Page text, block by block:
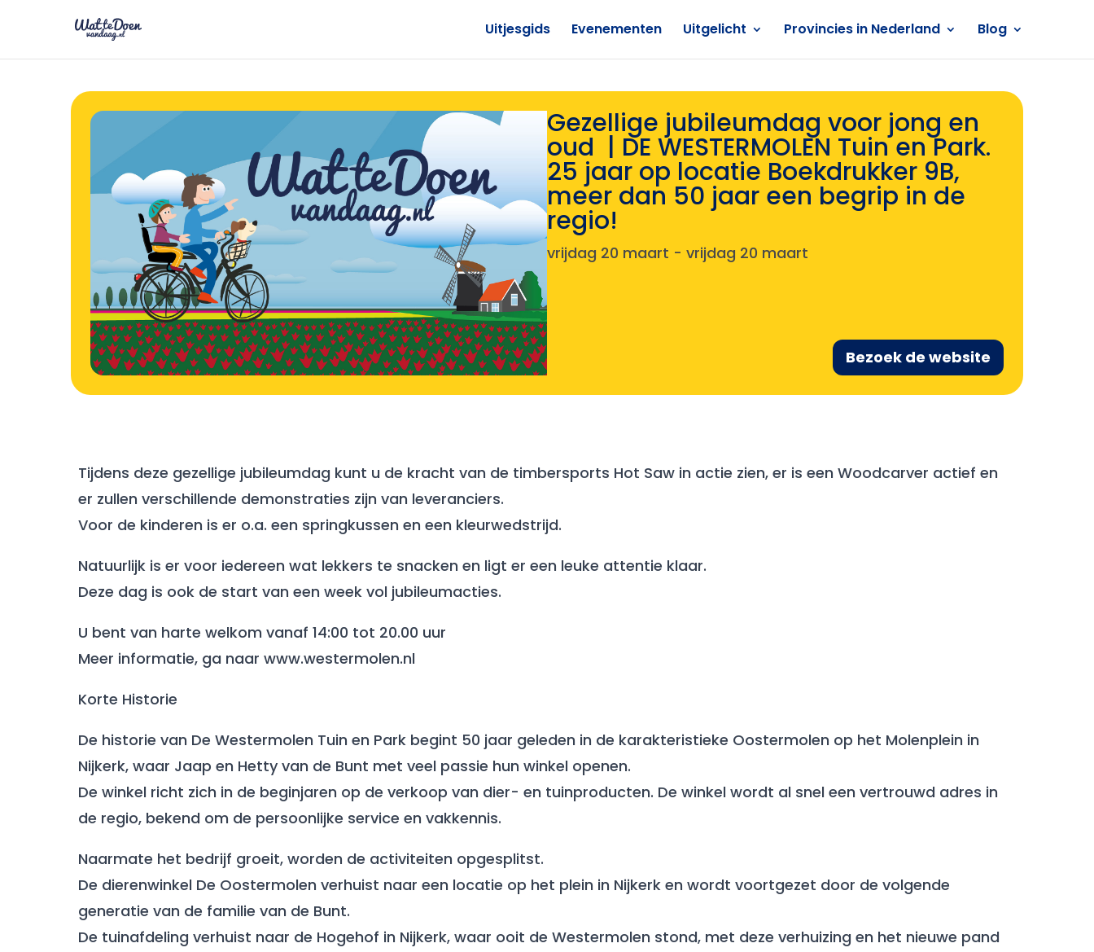
Uitjesgids Evenementen Uitgelicht Provincies in Nederland Blog
Gezellige jubileumdag voor jong en
oud | DE WESTERMOLEN Tuin en Park.
25 jaar op locatie Boekdrukker 9B,
meer dan 50 jaar een begrip in de
regio!
vrijdag 20 maart - vrijdag 20 maart
Bezoek de website
Tijdens deze gezellige jubileumdag kunt u de kracht van de timbersports Hot Saw in actie zien, er is een Woodcarver actief en
er zullen verschillende demonstraties zijn van leveranciers.
Voor de kinderen is er o.a. een springkussen en een kleurwedstrijd.
Natuurlijk is er voor iedereen wat lekkers te snacken en ligt er een leuke attentie klaar.
Deze dag is ook de start van een week vol jubileumacties.
U bent van harte welkom vanaf 14:00 tot 20.00 uur
Meer informatie, ga naar www.westermolen.nl
Korte Historie
De historie van De Westermolen Tuin en Park begint 50 jaar geleden in de karakteristieke Oostermolen op het Molenplein in
Nijkerk, waar Jaap en Hetty van de Bunt met veel passie hun winkel openen.
De winkel richt zich in de beginjaren op de verkoop van dier- en tuinproducten. De winkel wordt al snel een vertrouwd adres in
de regio, bekend om de persoonlijke service en vakkennis.
Naarmate het bedrijf groeit, worden de activiteiten opgesplitst.
De dierenwinkel De Oostermolen verhuist naar een locatie op het plein in Nijkerk en wordt voortgezet door de volgende
generatie van de familie van de Bunt.
De tuinafdeling verhuist naar de Hogehof in Nijkerk, waar ooit de Westermolen stond, met deze verhuizing en het nieuwe pand